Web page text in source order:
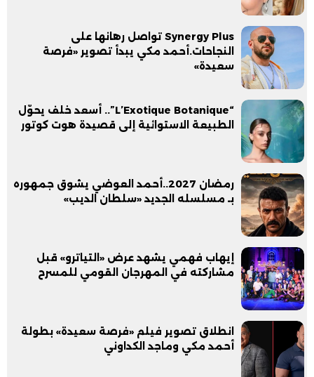
Synergy Plus تواصل رهانها على
النجاحات.أحمد مكي يبدأ تصوير «فرصة
سعيدة»
“L’Exotique Botanique”.. أسعد خلف يحوّل
الطبيعة الاستوائية إلى قصيدة هوت كوتور
رمضان 2027..أحمد العوضي يشوق جمهوره
بـ مسلسله الجديد «سلطان الديب»
إيهاب فهمي يشهد عرض «التياترو» قبل
مشاركته في المهرجان القومي للمسرح
انطلاق تصوير فيلم «فرصة سعيدة» بطولة
أحمد مكي وماجد الكداوني